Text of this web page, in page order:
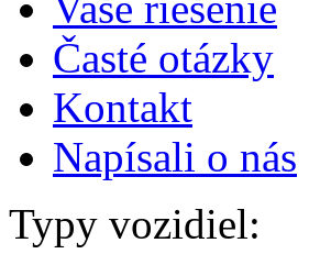
Časté otázky
Kontakt
Napísali o nás
Typy vozidiel: